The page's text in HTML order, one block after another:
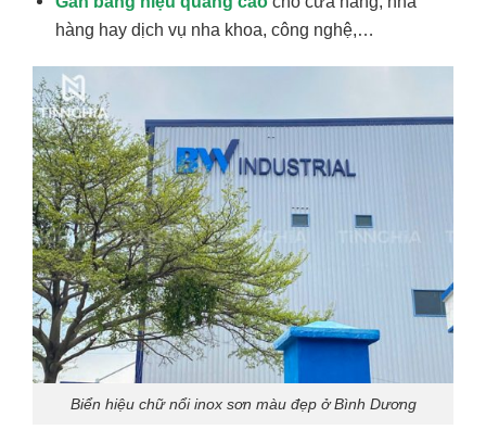
hàng hay dịch vụ nha khoa, công nghệ,…
Biển hiệu chữ nổi inox sơn màu đẹp ở Bình Dương